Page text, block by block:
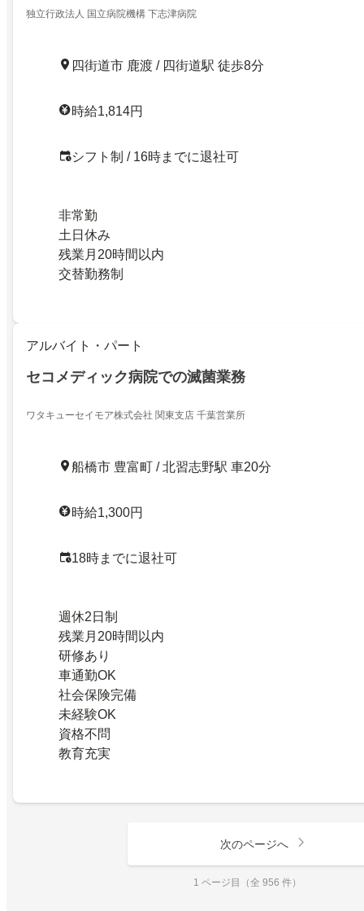
独立行政法人 国立病院機構 下志津病院
四街道市 鹿渡 / 四街道駅 徒歩8分
時給1,814円
シフト制 / 16時までに退社可
非常勤
土日休み
残業月20時間以内
交替勤務制
アルバイト・パート
セコメディック病院での滅菌業務
ワタキューセイモア株式会社 関東支店 千葉営業所
船橋市 豊富町 / 北習志野駅 車20分
時給1,300円
18時までに退社可
週休2日制
残業月20時間以内
研修あり
車通勤OK
社会保険完備
未経験OK
資格不問
教育充実
次のページへ
1 ページ目（全 956 件）